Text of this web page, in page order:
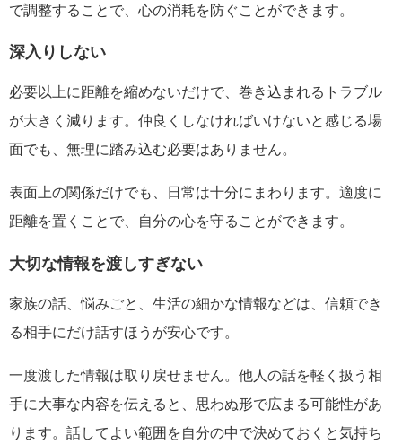
で調整することで、心の消耗を防ぐことができます。
深入りしない
必要以上に距離を縮めないだけで、巻き込まれるトラブル
が大きく減ります。仲良くしなければいけないと感じる場
面でも、無理に踏み込む必要はありません。
表面上の関係だけでも、日常は十分にまわります。適度に
距離を置くことで、自分の心を守ることができます。
大切な情報を渡しすぎない
家族の話、悩みごと、生活の細かな情報などは、信頼でき
る相手にだけ話すほうが安心です。
一度渡した情報は取り戻せません。他人の話を軽く扱う相
手に大事な内容を伝えると、思わぬ形で広まる可能性があ
ります。話してよい範囲を自分の中で決めておくと気持ち